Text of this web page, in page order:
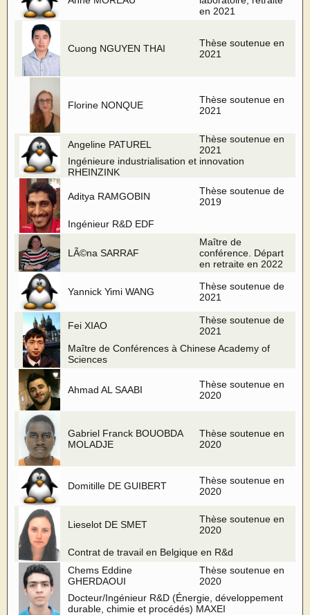
en 2021
Cuong NGUYEN THAI
Thèse soutenue en
2021
Florine NONQUE
Thèse soutenue en
2021
Angeline PATUREL
Thèse soutenue en
2021
Ingénieure industrialisation et innovation
RHEINZINK
Aditya RAMGOBIN
Thèse soutenue de
2019
Ingénieur R&D EDF
LÃ©na SARRAF
Maître de
conférence. Départ
en retraite en 2022
Yannick Yimi WANG
Thèse soutenue de
2021
Fei XIAO
Thèse soutenue de
2021
Maître de Conférences à Chinese Academy of
Sciences
Ahmad AL SAABI
Thèse soutenue en
2020
Gabriel Franck BOUOBDA
MOLADJE
Thèse soutenue en
2020
Domitille DE GUIBERT
Thèse soutenue en
2020
Lieselot DE SMET
Thèse soutenue en
2020
Contrat de travail en Belgique en R&d
Chems Eddine
GHERDAOUI
Thèse soutenue en
2020
Docteur/Ingénieur R&D (Énergie, développement
durable, chimie et procédés) MAXEI